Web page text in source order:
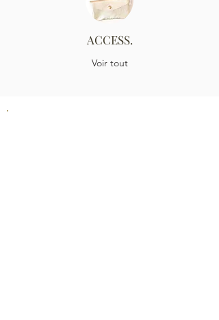
ACCESS.
Voir tout